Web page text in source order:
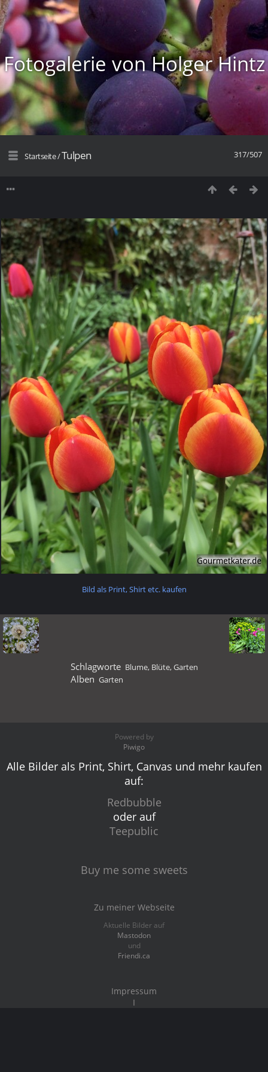
Fotogalerie von Holger Hintz
317/507
Startseite/Tulpen
Bild als Print, Shirt etc. kaufen
Schlagworte Blume, Blüte,Garten
Alben Garten
Powered by
Piwigo
Alle Bilder als Print, Shirt, Canvas und mehr kaufen
auf:
Redbubble
oder auf
Teepublic
Buy me some sweets
Zu meiner Webseite
Aktuelle Bilder auf
Mastodon
und
Friendi.ca
Impressum
I